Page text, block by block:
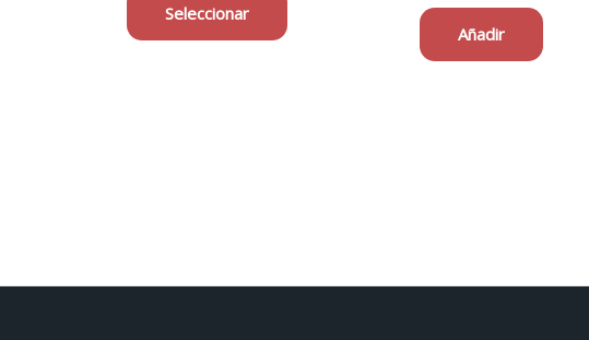
Seleccionar
Añadir